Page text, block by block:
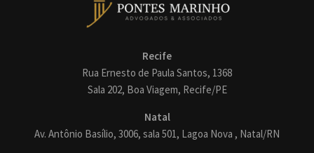
Recife
Rua Ernesto de Paula Santos, 1368
Sala 202, Boa Viagem, Recife/PE
Natal
Av. Antônio Basílio, 3006, sala 501, Lagoa Nova , Natal/RN